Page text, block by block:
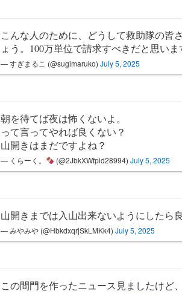
こんな人のために、どうして救助隊の皆
ょう。100万単位で請求すべきだと思いま
— すぎまるこ (@sugimaruko) July 5, 2025
朝を待てば夜は怖くないよ。
って言ってやれば良くない？
山開きはまだですよね？
— くらーく。 (@2JbkXWfpid28994) July 5, 2025
山開きまでは入山出来ないようにしたら
— みやみや (@HbkdxqrjSkLMKk4) July 5, 2025
この間門を作ったニュース見ましたけど